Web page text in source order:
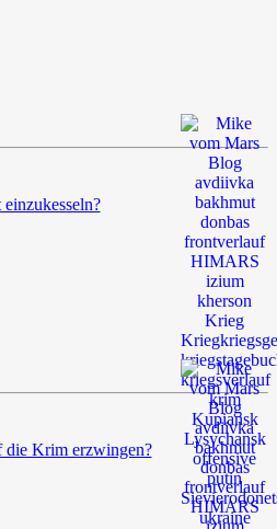
die Krim erzwingen?